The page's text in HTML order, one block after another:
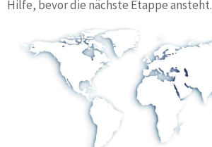
Hilfe, bevor die nächste Etappe ansteht.